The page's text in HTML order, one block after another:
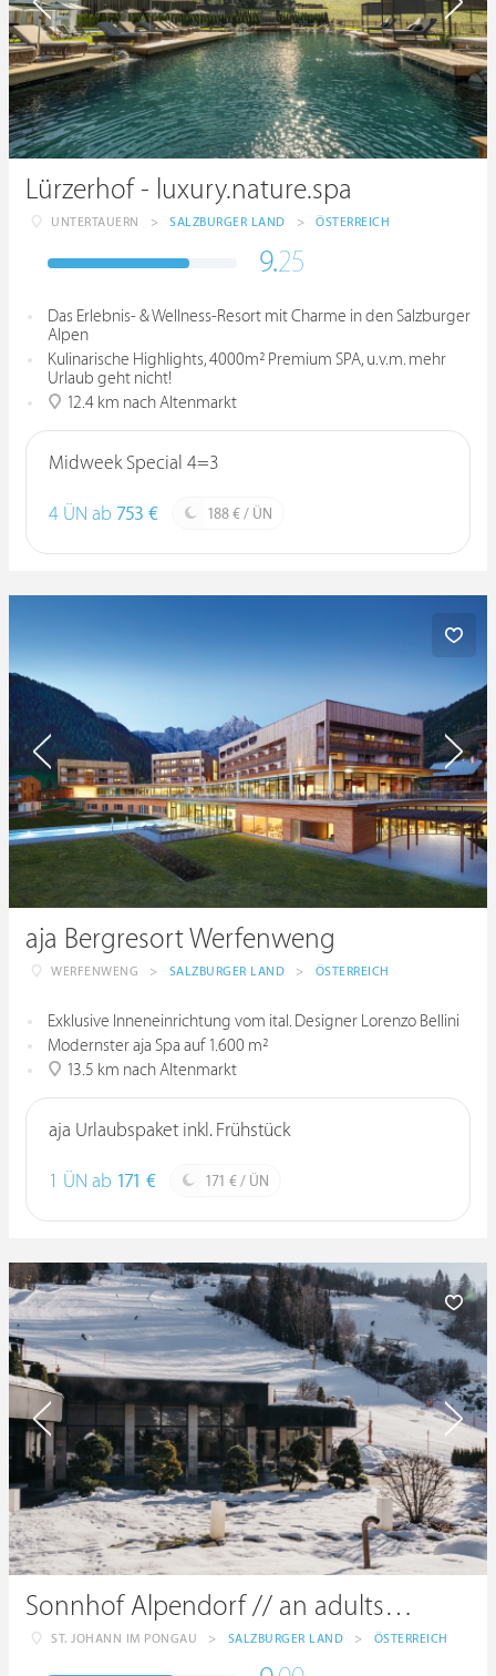
Lürzerhof - luxury.nature.spa
UNTERTAUERN > SALZBURGER LAND > ÖSTERREICH
9.25
Das Erlebnis- & Wellness-Resort mit Charme in den Salzburger
Alpen
Kulinarische Highlights, 4000m² Premium SPA, u.v.m. mehr
Urlaub geht nicht!
12.4 km nach Altenmarkt
Midweek Special 4=3
4 ÜN ab 753 € 188 € / ÜN
aja Bergresort Werfenweng
WERFENWENG > SALZBURGER LAND > ÖSTERREICH
Exklusive Inneneinrichtung vom ital. Designer Lorenzo Bellini
Modernster aja Spa auf 1.600 m²
13.5 km nach Altenmarkt
aja Urlaubspaket inkl. Frühstück
1 ÜN ab 171 € 171 € / ÜN
Sonnhof Alpendorf // an adults only place.
ST. JOHANN IM PONGAU > SALZBURGER LAND > ÖSTERREICH